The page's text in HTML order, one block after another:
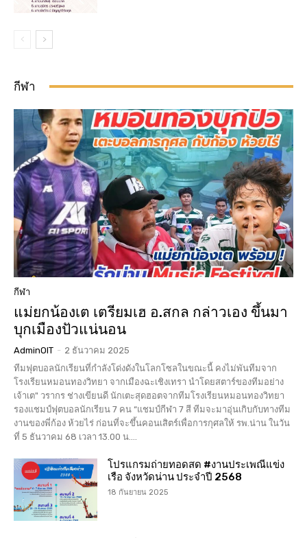
กีฬา
กีฬา
แม่ยกน้องเต เตรียมเฮ อ.สกล กล่าวเอง ขึ้นมา
บุกเมืองปัวแน่นอน
AdminOIT - 2 ธันวาคม 2025
ทีมฟุตบอลนักเรียนที่กำลังโด่งดังในโลกโซลในขณะนี้ คงไม่พันทีมจาก
โรงเรียนหมอนทองวิทยา จากเมืองฉะเชิงเทรา นำโดยสตาร์ของทีมอย่าง
เจ้าเต" วรากร ช่างเขียนดี นักเตะสุดฮอตจากทีมโรงเรียนหมอนทองวิทยา
รองแชมป์ฟุตบอลนักเรียน 7 คน “แชมป์กีฬา 7 สี ทีมจะมาอุ่นเกิบกับทางทีม
งานของพี่ก้อง ห้วยไร่ ก่อนที่จะขึ้นคอนเสิตร์เพื่อการกุศลให้ รพ.น่าน ในวัน
ที่ 5 ธันวาคม 68 เวลา 13.00 น....
โปรแกรมถ่ายทอดสด #งานประเพณีแข่ง
เรือ จังหวัดน่าน ประจำปี 2568
18 กันยายน 2025